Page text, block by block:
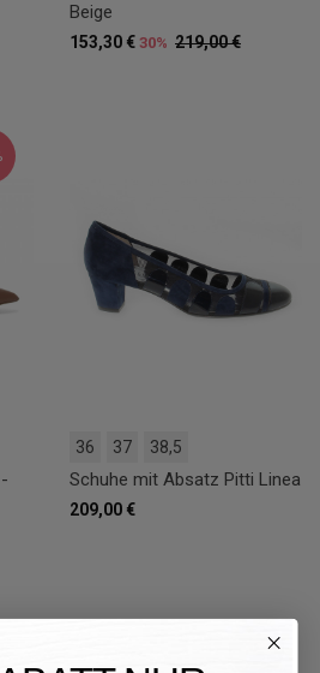
Beige
219,00 €
153,30 € 30%
36 37 38,5
Schuhe mit Absatz Pitti Linea
209,00 €
30%